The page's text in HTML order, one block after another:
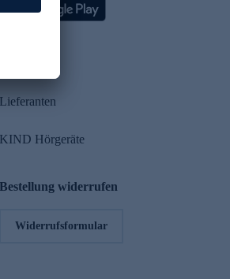
Lieferanten
KIND Hörgeräte
Bestellung widerrufen
Widerrufsformular